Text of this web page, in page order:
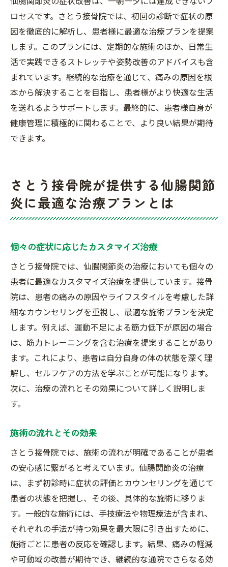
ロセスです。さとう接骨院では、初回の診断で症状の原
因を徹底的に解析し、患者様に最適な治療プランを提案
します。このプランには、定期的な施術のほか、日常生
活で実践できるストレッチや姿勢改善のアドバイスも含
まれています。継続的な治療を通じて、痛みの原因を根
本から解決することを目指し、患者様がより快適な生活
を送れるようサポートします。最終的に、患者様自身が
健康管理に積極的に関わることで、より良い結果が期待
できます。
さとう接骨院が提供する仙腸関節
炎に最適な治療プランとは
個々の症状に応じたカスタマイズ治療
さとう接骨院では、仙腸関節炎の治療においても個々の
患者に最適なカスタマイズ治療を提供しています。接骨
院は、患者の痛みの原因やライフスタイルを考慮した詳
細なカウンセリングを重視し、最適な施術プランを決定
します。例えば、運動不足による筋力低下が原因の場合
は、筋力トレーニングを含む治療を提案することがあり
ます。これにより、患者は自分自身の体の状態を深く理
解し、セルフケアの方法を学ぶことが可能になります。
次に、治療の流れとその効果について詳しく説明しま
す。
施術の流れとその効果
さとう接骨院では、施術の流れが明確であることが患者
の安心感に繋がると考えています。仙腸関節炎の治療
は、まず初診時に症状の評価とカウンセリングを通じて
患者の状態を把握し、その後、具体的な施術に移りま
す。一般的な施術には、手技療法や物理療法が含まれ、
それぞれの手法が持つ効果を最大限に引き出すために、
施術ごとに患者の反応を確認します。結果、痛みの軽減
や可動域の改善が期待でき、継続的な通院でさらなる効